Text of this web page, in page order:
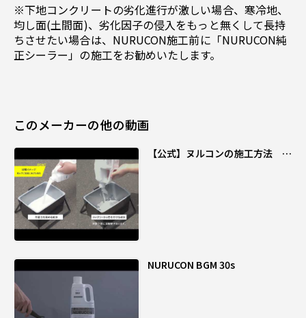
※下地コンクリートの劣化進行が激しい場合、寒冷地、
均し面(土間面)、劣化因子の侵入をもっと無くして長持
ちさせたい場合は、NURUCON施工前に「NURUCON純
正シーラー」の施工をお勧めいたします。
このメーカーの他の動画
【公式】ヌルコンの施工方法 コ
NURUCON BGM 30s